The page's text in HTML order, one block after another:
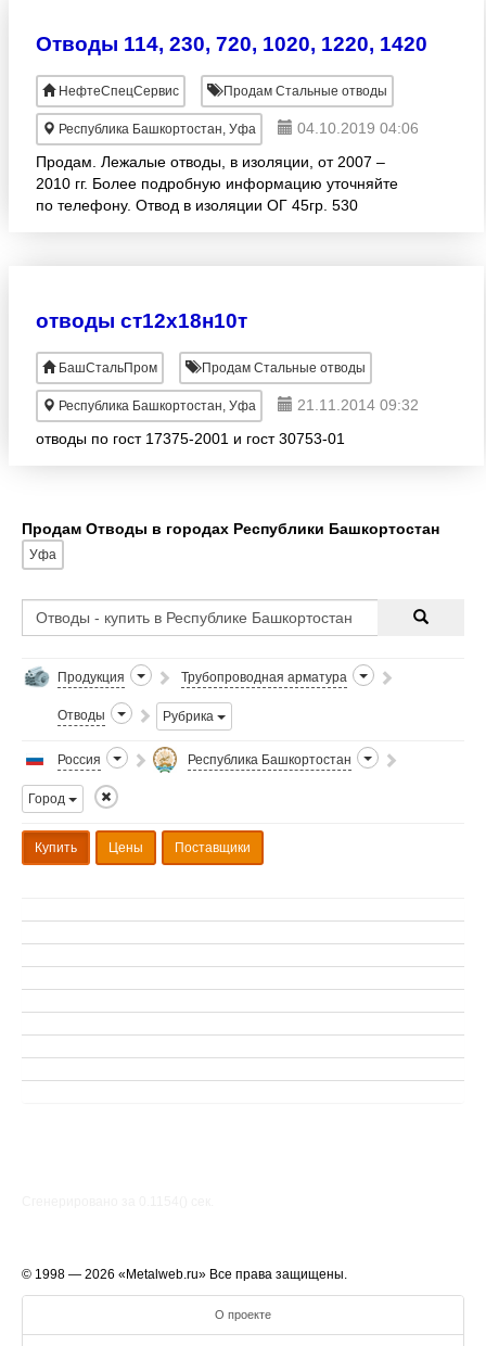
Отводы 114, 230, 720, 1020, 1220, 1420
НефтеСпецСервис Продам Стальные отводы
Республика Башкортостан, Уфа
04.10.2019 04:06
Продам. Лежалые отводы, в изоляции, от 2007 –
2010 гг. Более подробную информацию уточняйте
по телефону. Отвод в изоляции ОГ 45гр. 530
отводы ст12х18н10т
БашСтальПром Продам Стальные отводы
Республика Башкортостан, Уфа
21.11.2014 09:32
отводы по гост 17375-2001 и гост 30753-01
Продам Отводы в городах Республики Башкортостан
Уфа
Продукция Трубопроводная арматура
Отводы Рубрика
Россия Республика Башкортостан
Город
Купить Цены Поставщики
© 1998 — 2026 «Metalweb.ru» Все права защищены.
О проекте